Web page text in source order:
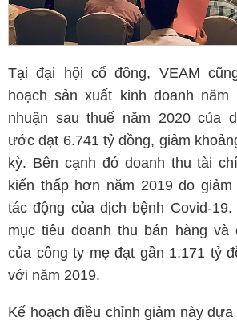
Tại đại hội cổ đông, VEAM
hoạch sản xuất kinh doanh
nhuận sau thuế năm 2020 của
ước đạt 6.741 tỷ đồng, giảm
kỳ. Bên cạnh đó doanh thu tài
kiến thấp hơn năm 2019 do
tác động của dịch bệnh Covid-
mục tiêu doanh thu bán hàng và
của công ty mẹ đạt gần 1.171 tỷ
với năm 2019.
Kế hoạch điều chỉnh giảm này